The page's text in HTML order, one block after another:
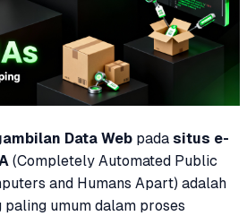
Data Web pada situs e-
(Completely Automated Public
and Humans Apart) adalah
paling umum dalam proses